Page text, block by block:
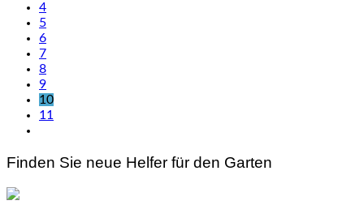
4
5
6
7
8
9
10
11
Finden Sie neue Helfer für den Garten